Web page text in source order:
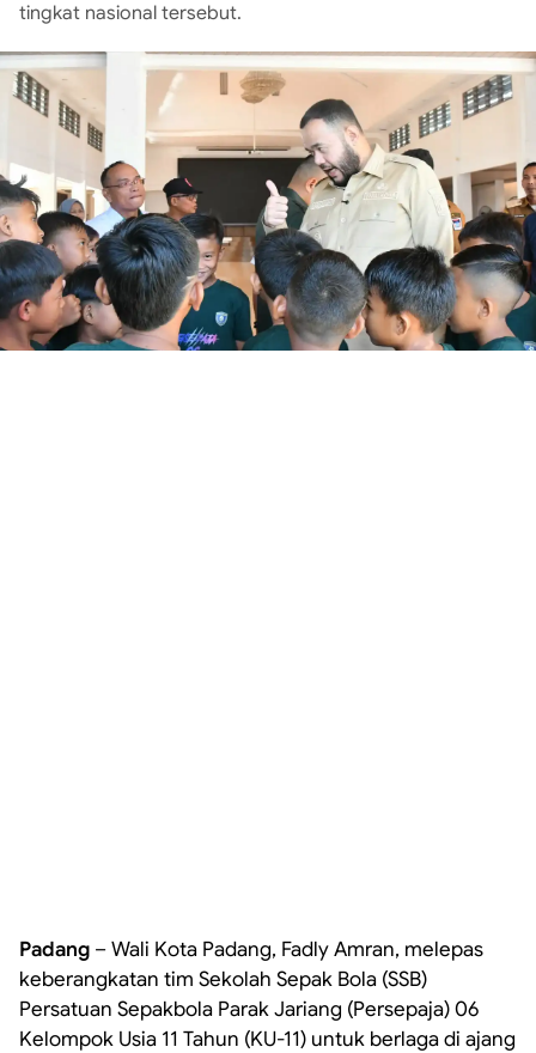
tingkat nasional tersebut.
Padang – Wali Kota Padang, Fadly Amran, melepas
keberangkatan tim Sekolah Sepak Bola (SSB)
Persatuan Sepakbola Parak Jariang (Persepaja) 06
Kelompok Usia 11 Tahun (KU-11) untuk berlaga di ajang